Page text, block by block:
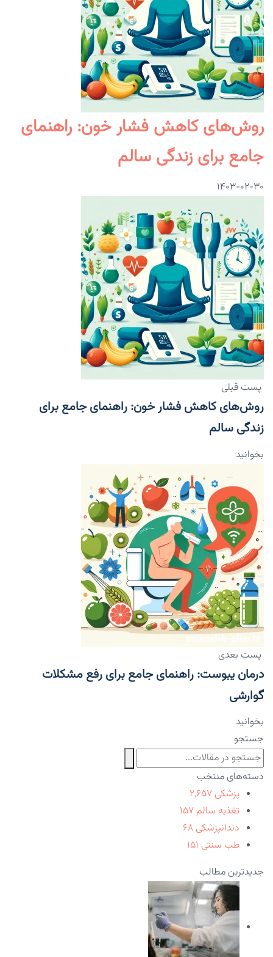
روش‌های کاهش فشار خون: راهنمای
جامع برای زندگی سالم
۱۴۰۳-۰۲-۳۰
پست قبلی
روش‌های کاهش فشار خون: راهنمای جامع برای
زندگی سالم
بخوانید
پست بعدی
درمان یبوست: راهنمای جامع برای رفع مشکلات
گوارشی
بخوانید
جستجو
دسته‌های منتخب
پزشکی ۲,۶۵۷
تغذیه سالم ۱۵۷
دندانپزشکی ۶۸
طب سنتی ۱۵۱
جدیدترین مطالب